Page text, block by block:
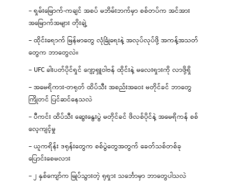
– ရှမ်းမြောက်-ကချင် အစပ် မဘိမ်းဘက်မှာ စစ်တပ်က အင်အား
အမြောက်အများ တိုးချဲ့
– ထိုင်းရောက် မြန်မာတွေ လုံခြုံရေးနဲ့ အလုပ်လုပ်ဖို့ အကန့်အသတ်
တွေက ဘာတွေလဲ။
– UFC ခါးပတ်ပိုင်ရှင် ဂျော့ရှူဝါဗန် ထိုင်းနဲ့ မလေးရှားကို လာဖို့ရှိ
– အမေရိကား-တရုတ် ထိပ်သီး အစည်းအဝေး မတိုင်ခင် ဘာတွေ
ကြိုတင် ပြင်ဆင်နေသလဲ
– ပီကင်း ထိပ်သီး ဆွေးနွေးပွဲ မတိုင်ခင် ဖိလစ်ပိုင်နဲ့ အမေရိကန် စစ်
လေ့ကျင့်မှု
– ယူကရိန်း ဒရုန်းတွေက စစ်ပွဲတွေအတွက် ခေတ်သစ်တစ်ခု
ပြောင်းစေမလား
– ၂ နှစ်ကျော်က မြုပ်သွားတဲ့ ရုရှား သင်္ဘောမှာ ဘာတွေပါသလဲ